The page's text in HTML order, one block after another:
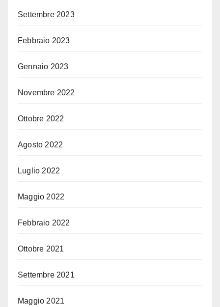
Settembre 2023
Febbraio 2023
Gennaio 2023
Novembre 2022
Ottobre 2022
Agosto 2022
Luglio 2022
Maggio 2022
Febbraio 2022
Ottobre 2021
Settembre 2021
Maggio 2021